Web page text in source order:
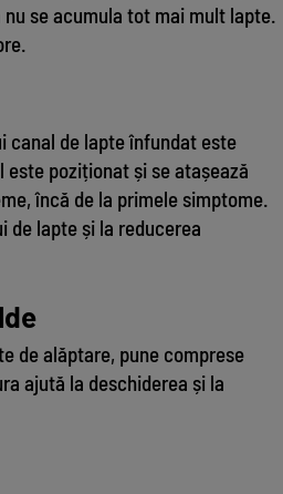
se acumula tot mai mult lapte.
canal de lapte înfundat este
poziționat și se atașează
încă de la primele simptome.
de lapte și la reducerea
de alăptare, pune comprese
ajută la deschiderea și la